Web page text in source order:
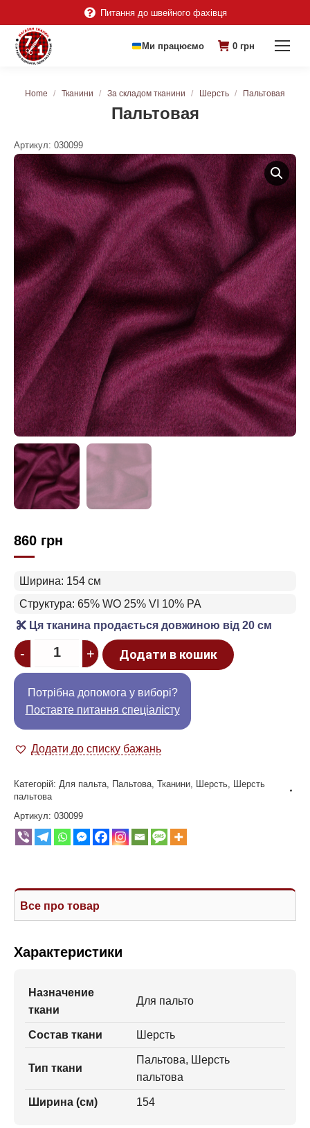
Питання до швейного фахівця
Ми працюємо 0 грн
Пальтовая
You are here:
Home Тканини За складом тканини Шерсть Пальтовая
Артикул: 030099
860 грн
Ширина: 154 см
Структура: 65% WO 25% VI 10% PA
Ця тканина продається довжиною від 20 см
Quantity
- + Додати в кошик
Потрібна допомога у виборі?
Поставте питання спеціалісту
Додати до списку бажань
Категорій: Для пальта Пальтова Тканини Шерсть Шерсть
пальтова
Артикул: 030099
Все про товар
Характеристики
Назначение
ткани
Для пальто
Состав ткани Шерсть
Тип ткани
Пальтова, Шерсть
пальтова
Ширина (см) 154